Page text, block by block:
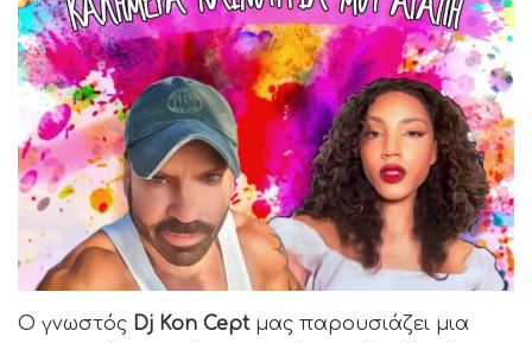
Ο γνωστός Dj Kon Ceptμας παρουσιάζει μια